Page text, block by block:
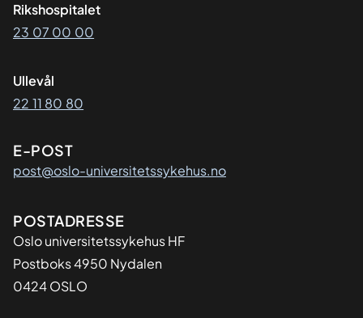
Rikshospitalet
23 07 00 00
Ullevål
22 11 80 80
E-POST
post@oslo-universitetssykehus.no
Adresse
POSTADRESSE
Oslo universitetssykehus HF
Postboks 4950 Nydalen
0424 OSLO